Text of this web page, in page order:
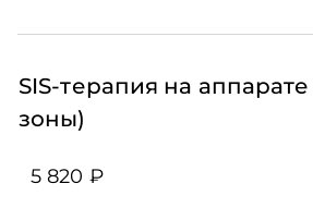
SIS-терапия на аппарате
зоны)
5 820 ₽